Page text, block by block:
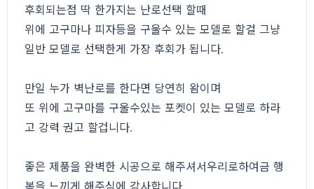
후회되는점 딱 한가지는 난로선택 할때
위에 고구마나 피자등을 구울수 있는 모델로 할걸 그냥
일반 모델로 선택한게 가장 후회가 됩니다.
만일 누가 벽난로를 한다면 당연히 왐이며
또 위에 고구마를 구울수있는 포켓이 있는 모델로 하라
고 강력 권고 할겁니다.
좋은 제품을 완벽한 시공으로 해주셔서우리로하여금 행
복을 느끼게 해주심에 감사합니다.